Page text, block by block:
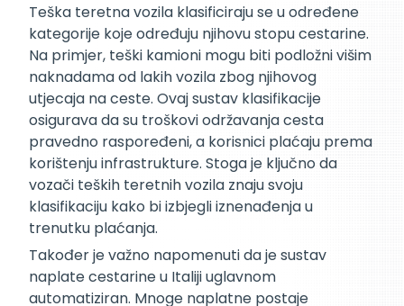
Teška teretna vozila klasificiraju se u određene
kategorije koje određuju njihovu stopu cestarine.
Na primjer, teški kamioni mogu biti podložni višim
naknadama od lakih vozila zbog njihovog
utjecaja na ceste. Ovaj sustav klasifikacije
osigurava da su troškovi održavanja cesta
pravedno raspoređeni, a korisnici plaćaju prema
korištenju infrastrukture. Stoga je ključno da
vozači teških teretnih vozila znaju svoju
klasifikaciju kako bi izbjegli iznenađenja u
trenutku plaćanja.
Također je važno napomenuti da je sustav
naplate cestarine u Italiji uglavnom
automatiziran. Mnoge naplatne postaje